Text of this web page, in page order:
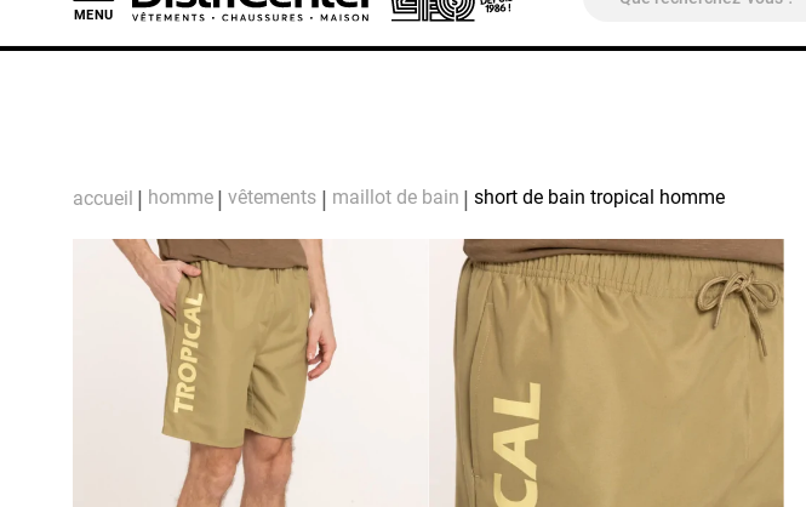
MENU
accueil homme vêtements maillot de bain short de bain tropical homme